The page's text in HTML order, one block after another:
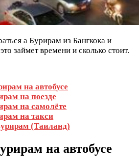
а Бурирам из Бангкока и
займет времени и сколько стоит.
на автобусе
на поезде
на самолёте
на такси
(Таиланд)
на автобусе